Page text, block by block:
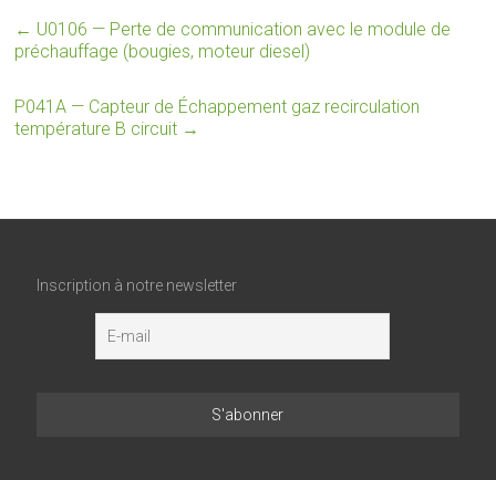
← U0106 — Perte de communication avec le module de
préchauffage (bougies, moteur diesel)
P041A — Capteur de Échappement gaz recirculation
température B circuit →
Inscription à notre newsletter